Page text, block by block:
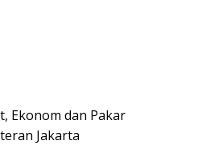
Ekonom dan Pakar
Jakarta